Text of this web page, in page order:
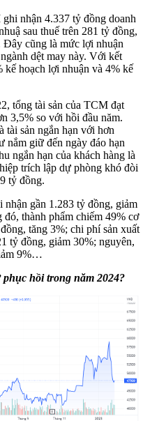
nhận 4.337 tỷ đồng doanh
sau thuế trên 281 tỷ đồng,
Đây cũng là mức lợi nhuận
dệt may này. Với kết
hoạch lợi nhuận và 4% kế
tổng tài sản của TCM đạt
3,5% so với hồi đầu năm.
tài sản ngắn hạn với hơn
nắm giữ đến ngày đáo hạn
ngắn hạn của khách hàng là
trích lập dự phòng khó đòi
tỷ đồng.
gần 1.283 tỷ đồng, giảm
đó, thành phẩm chiếm 49% cơ
tăng 3%; chi phí sản xuất
tỷ đồng, giảm 30%; nguyên,
9%…
phục hồi trong năm 2024?